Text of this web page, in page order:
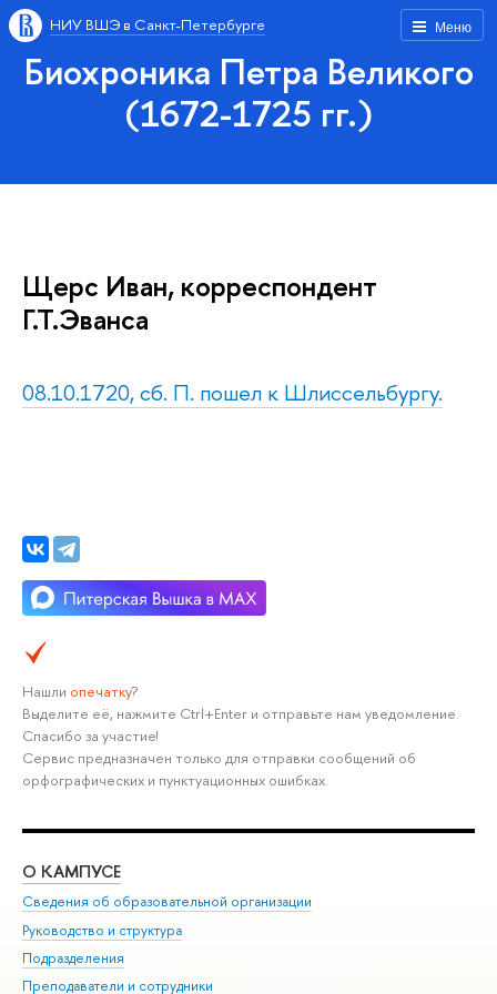
Меню
НИУ ВШЭ в Санкт-Петербурге
Биохроника Петра Великого
(1672-1725 гг.)
Щерс Иван, корреспондент
Г.Т.Эванса
08.10.1720, сб. П. пошел к Шлиссельбургу.
Нашли опечатку?
Выделите её, нажмите Ctrl+Enter и отправьте нам уведомление.
Спасибо за участие!
Сервис предназначен только для отправки сообщений об
орфографических и пунктуационных ошибках.
О КАМПУСЕ
Сведения об образовательной организации
Руководство и структура
Подразделения
Преподаватели и сотрудники